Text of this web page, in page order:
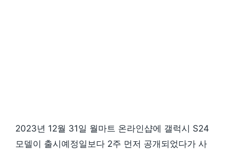
2023년 12월 31일 월마트 온라인샵에 갤럭시 S24
모델이 출시예정일보다 2주 먼저 공개되었다가 사